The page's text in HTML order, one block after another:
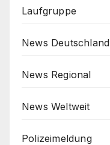
Laufgruppe
News Deutschland
News Regional
News Weltweit
Polizeimeldung